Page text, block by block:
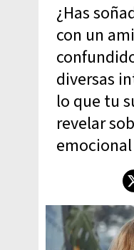
¿Has
con un
diversas
lo que tu
revelar